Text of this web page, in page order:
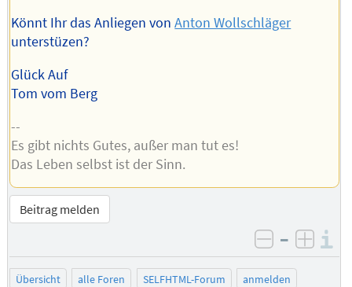
Könnt Ihr das Anliegen vonAnton Wollschläger
unterstüzen?
Glück Auf
Tom vom Berg
--
Es gibt nichts Gutes, außer man tut es!
Das Leben selbst ist der Sinn.
Beitrag melden
negativ
–
Übersicht alle Foren SELFHTML-Forum
anmelden